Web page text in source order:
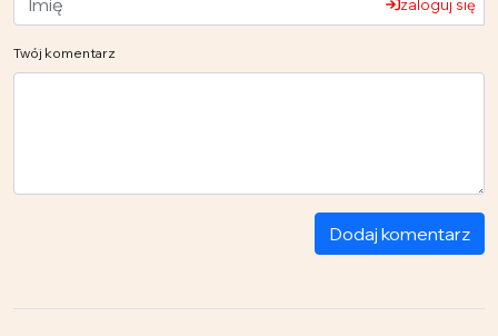
zaloguj się
Twój komentarz
Dodaj komentarz